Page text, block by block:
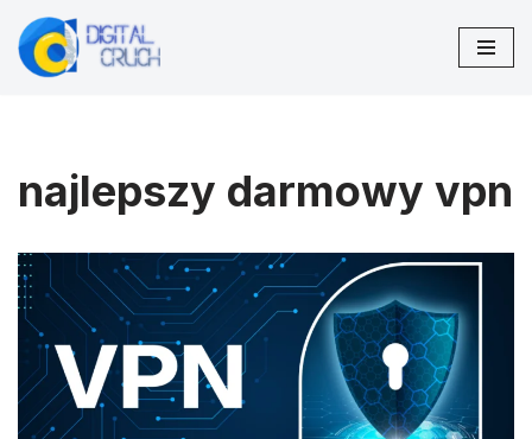
Przejdź
najlepszy darmowy vpn